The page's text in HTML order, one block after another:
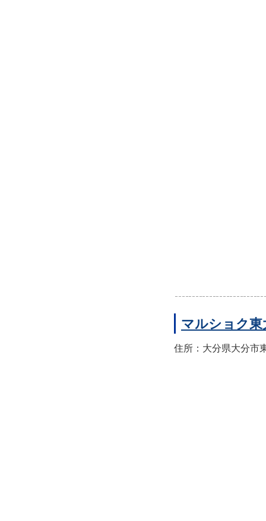
マルショク東
住所：大分県大分市